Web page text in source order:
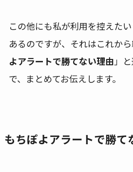
この他にも私が利用を控えた
あるのですが、それはこれか
よアラートで勝てない理由」
で、まとめてお伝えします。
もちぽよアラートで勝て